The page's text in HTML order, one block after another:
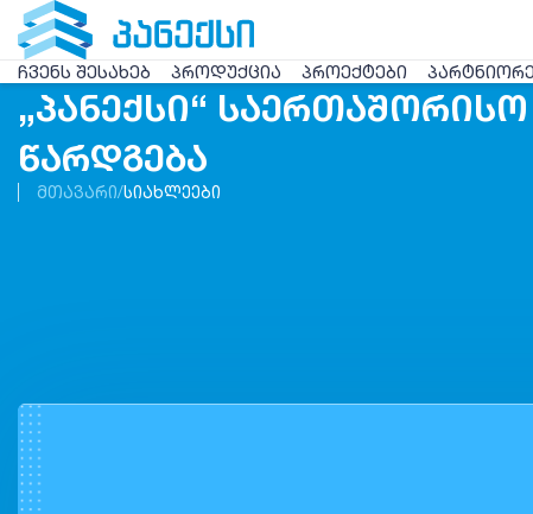
ᲩᲕᲔᲜᲡ ᲨᲔᲡᲐᲮᲔᲑ ᲞᲠᲝᲓᲣᲥᲪᲘᲐ ᲞᲠᲝᲔᲥᲢᲔᲑᲘ
„ᲞᲐᲜᲔᲥᲡᲘ“ ᲡᲐᲔᲠᲗᲐᲨᲝᲠᲘᲡᲝ
ᲬᲐᲠᲓᲒᲔᲑᲐ
ᲛᲗᲐᲕᲐᲠᲘ ᲡᲘᲐᲮᲚᲔᲔᲑᲘ